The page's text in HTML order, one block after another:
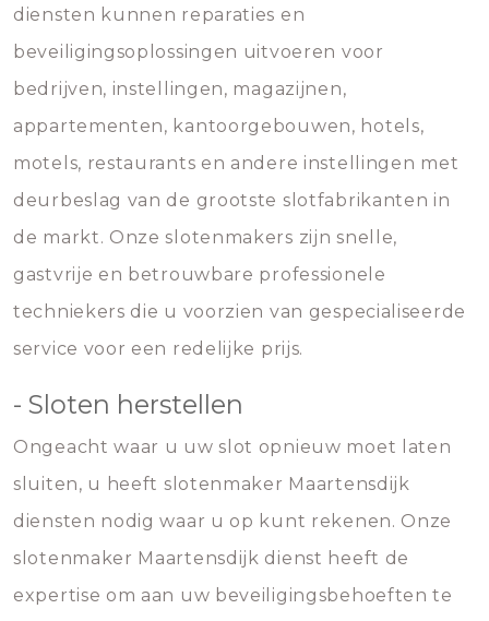
diensten kunnen reparaties en
beveiligingsoplossingen uitvoeren voor
bedrijven, instellingen, magazijnen,
appartementen, kantoorgebouwen, hotels,
motels, restaurants en andere instellingen met
deurbeslag van de grootste slotfabrikanten in
de markt. Onze slotenmakers zijn snelle,
gastvrije en betrouwbare professionele
techniekers die u voorzien van gespecialiseerde
service voor een redelijke prijs.
- Sloten herstellen
Ongeacht waar u uw slot opnieuw moet laten
sluiten, u heeft slotenmaker Maartensdijk
diensten nodig waar u op kunt rekenen. Onze
slotenmaker Maartensdijk dienst heeft de
expertise om aan uw beveiligingsbehoeften te